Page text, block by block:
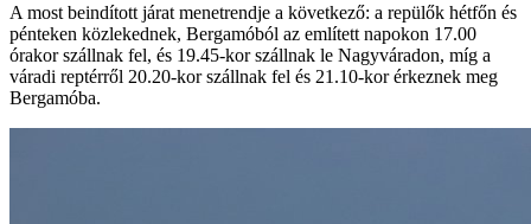
A most beindított járat menetrendje a következő: a repülők hétfőn és
pénteken közlekednek, Bergamóból az említett napokon 17.00
órakor szállnak fel, és 19.45-kor szállnak le Nagyváradon, míg a
váradi reptérről 20.20-kor szállnak fel és 21.10-kor érkeznek meg
Bergamóba.